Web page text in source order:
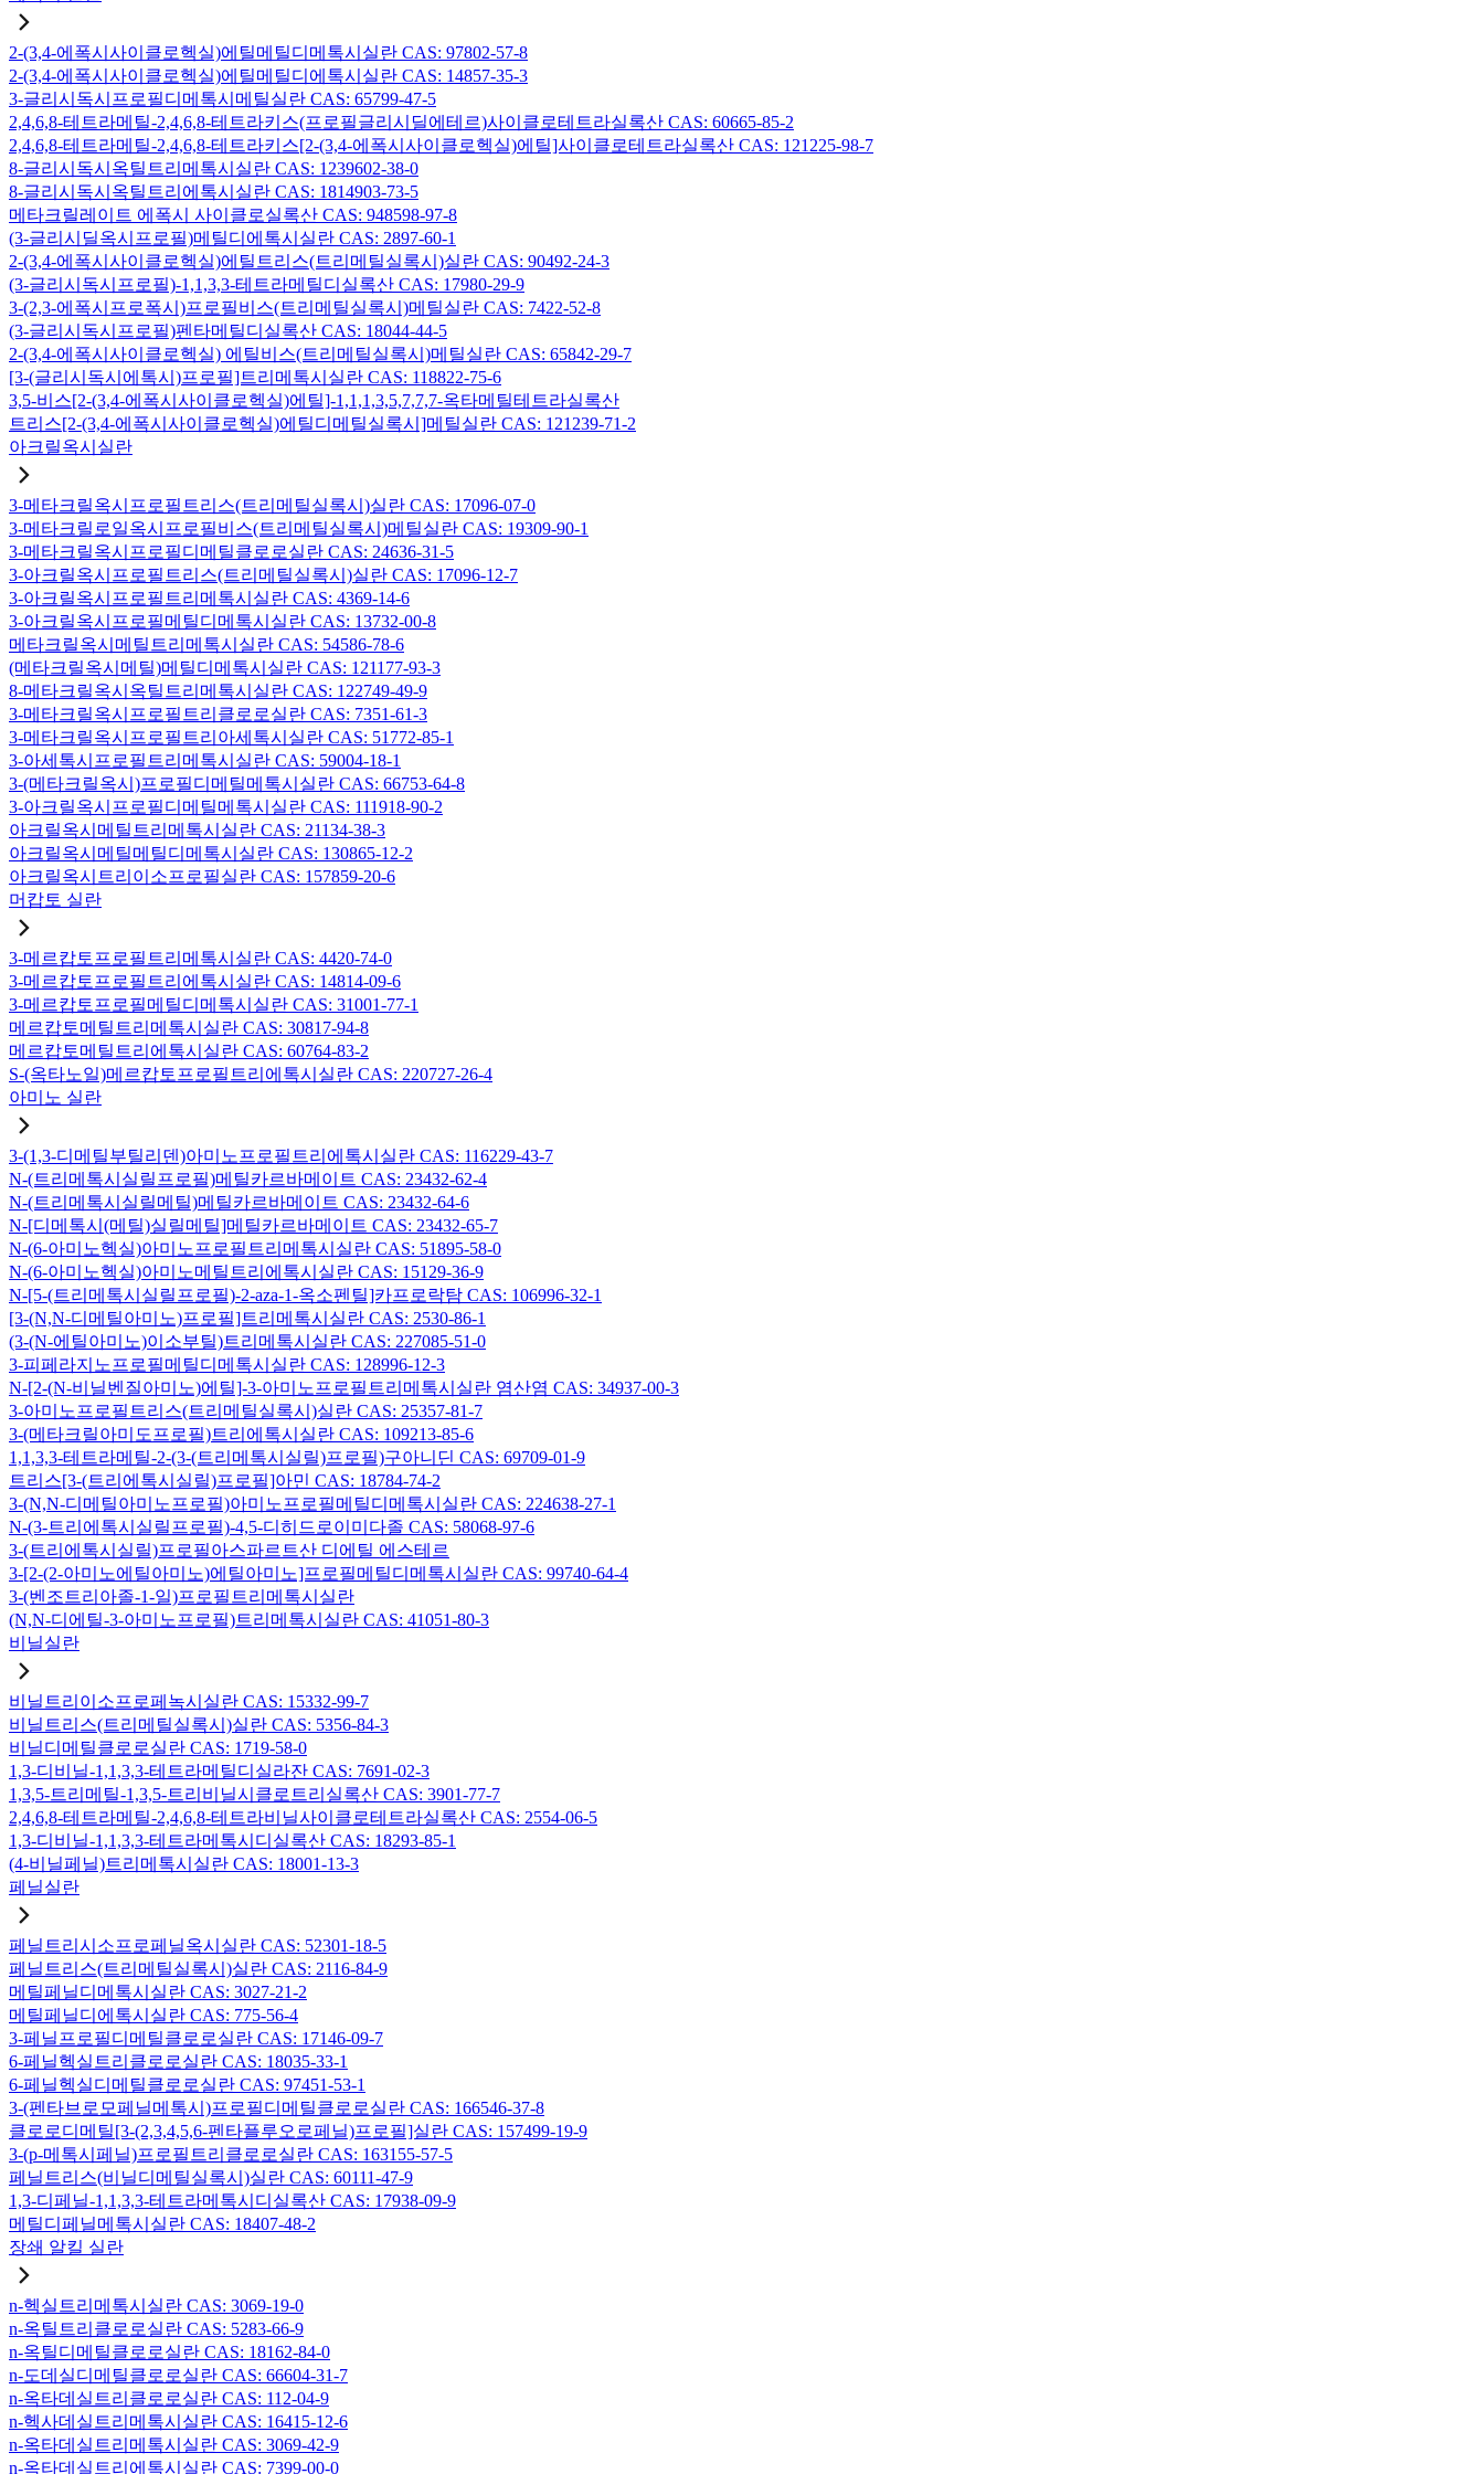
2-(3,4-에폭시사이클로헥실)에틸메틸디메톡시실란 CAS: 97802-57-8
2-(3,4-에폭시사이클로헥실)에틸메틸디에톡시실란 CAS: 14857-35-3
3-글리시독시프로필디메톡시메틸실란 CAS: 65799-47-5
2,4,6,8-테트라메틸-2,4,6,8-테트라키스(프로필글리시딜에테르)사이클로테트라실록산 CAS: 60665-85-2
2,4,6,8-테트라메틸-2,4,6,8-테트라키스[2-(3,4-에폭시사이클로헥실)에틸]사이클로테트라실록산 CAS: 121225-98-7
8-글리시독시옥틸트리메톡시실란 CAS: 1239602-38-0
8-글리시독시옥틸트리에톡시실란 CAS: 1814903-73-5
메타크릴레이트 에폭시 사이클로실록산 CAS: 948598-97-8
(3-글리시딜옥시프로필)메틸디에톡시실란 CAS: 2897-60-1
2-(3,4-에폭시사이클로헥실)에틸트리스(트리메틸실록시)실란 CAS: 90492-24-3
(3-글리시독시프로필)-1,1,3,3-테트라메틸디실록산 CAS: 17980-29-9
3-(2,3-에폭시프로폭시)프로필비스(트리메틸실록시)메틸실란 CAS: 7422-52-8
(3-글리시독시프로필)펜타메틸디실록산 CAS: 18044-44-5
2-(3,4-에폭시사이클로헥실) 에틸비스(트리메틸실록시)메틸실란 CAS: 65842-29-7
[3-(글리시독시에톡시)프로필]트리메톡시실란 CAS: 118822-75-6
3,5-비스[2-(3,4-에폭시사이클로헥실)에틸]-1,1,1,3,5,7,7,7-옥타메틸테트라실록산
트리스[2-(3,4-에폭시사이클로헥실)에틸디메틸실록시]메틸실란 CAS: 121239-71-2
아크릴옥시실란
3-메타크릴옥시프로필트리스(트리메틸실록시)실란 CAS: 17096-07-0
3-메타크릴로일옥시프로필비스(트리메틸실록시)메틸실란 CAS: 19309-90-1
3-메타크릴옥시프로필디메틸클로로실란 CAS: 24636-31-5
3-아크릴옥시프로필트리스(트리메틸실록시)실란 CAS: 17096-12-7
3-아크릴옥시프로필트리메톡시실란 CAS: 4369-14-6
3-아크릴옥시프로필메틸디메톡시실란 CAS: 13732-00-8
메타크릴옥시메틸트리메톡시실란 CAS: 54586-78-6
(메타크릴옥시메틸)메틸디메톡시실란 CAS: 121177-93-3
8-메타크릴옥시옥틸트리메톡시실란 CAS: 122749-49-9
3-메타크릴옥시프로필트리클로로실란 CAS: 7351-61-3
3-메타크릴옥시프로필트리아세톡시실란 CAS: 51772-85-1
3-아세톡시프로필트리메톡시실란 CAS: 59004-18-1
3-(메타크릴옥시)프로필디메틸메톡시실란 CAS: 66753-64-8
3-아크릴옥시프로필디메틸메톡시실란 CAS: 111918-90-2
아크릴옥시메틸트리메톡시실란 CAS: 21134-38-3
아크릴옥시메틸메틸디메톡시실란 CAS: 130865-12-2
아크릴옥시트리이소프로필실란 CAS: 157859-20-6
머캅토 실란
3-메르캅토프로필트리메톡시실란 CAS: 4420-74-0
3-메르캅토프로필트리에톡시실란 CAS: 14814-09-6
3-메르캅토프로필메틸디메톡시실란 CAS: 31001-77-1
메르캅토메틸트리메톡시실란 CAS: 30817-94-8
메르캅토메틸트리에톡시실란 CAS: 60764-83-2
S-(옥타노일)메르캅토프로필트리에톡시실란 CAS: 220727-26-4
아미노 실란
3-(1,3-디메틸부틸리덴)아미노프로필트리에톡시실란 CAS: 116229-43-7
N-(트리메톡시실릴프로필)메틸카르바메이트 CAS: 23432-62-4
N-(트리메톡시실릴메틸)메틸카르바메이트 CAS: 23432-64-6
N-[디메톡시(메틸)실릴메틸]메틸카르바메이트 CAS: 23432-65-7
N-(6-아미노헥실)아미노프로필트리메톡시실란 CAS: 51895-58-0
N-(6-아미노헥실)아미노메틸트리에톡시실란 CAS: 15129-36-9
N-[5-(트리메톡시실릴프로필)-2-aza-1-옥소펜틸]카프로락탐 CAS: 106996-32-1
[3-(N,N-디메틸아미노)프로필]트리메톡시실란 CAS: 2530-86-1
(3-(N-에틸아미노)이소부틸)트리메톡시실란 CAS: 227085-51-0
3-피페라지노프로필메틸디메톡시실란 CAS: 128996-12-3
N-[2-(N-비닐벤질아미노)에틸]-3-아미노프로필트리메톡시실란 염산염 CAS: 34937-00-3
3-아미노프로필트리스(트리메틸실록시)실란 CAS: 25357-81-7
3-(메타크릴아미도프로필)트리에톡시실란 CAS: 109213-85-6
1,1,3,3-테트라메틸-2-(3-(트리메톡시실릴)프로필)구아니딘 CAS: 69709-01-9
트리스[3-(트리에톡시실릴)프로필]아민 CAS: 18784-74-2
3-(N,N-디메틸아미노프로필)아미노프로필메틸디메톡시실란 CAS: 224638-27-1
N-(3-트리에톡시실릴프로필)-4,5-디히드로이미다졸 CAS: 58068-97-6
3-(트리에톡시실릴)프로필아스파르트산 디에틸 에스테르
3-[2-(2-아미노에틸아미노)에틸아미노]프로필메틸디메톡시실란 CAS: 99740-64-4
3-(벤조트리아졸-1-일)프로필트리메톡시실란
(N,N-디에틸-3-아미노프로필)트리메톡시실란 CAS: 41051-80-3
비닐실란
비닐트리이소프로페녹시실란 CAS: 15332-99-7
비닐트리스(트리메틸실록시)실란 CAS: 5356-84-3
비닐디메틸클로로실란 CAS: 1719-58-0
1,3-디비닐-1,1,3,3-테트라메틸디실라잔 CAS: 7691-02-3
1,3,5-트리메틸-1,3,5-트리비닐시클로트리실록산 CAS: 3901-77-7
2,4,6,8-테트라메틸-2,4,6,8-테트라비닐사이클로테트라실록산 CAS: 2554-06-5
1,3-디비닐-1,1,3,3-테트라메톡시디실록산 CAS: 18293-85-1
(4-비닐페닐)트리메톡시실란 CAS: 18001-13-3
페닐실란
페닐트리시소프로페닐옥시실란 CAS: 52301-18-5
페닐트리스(트리메틸실록시)실란 CAS: 2116-84-9
메틸페닐디메톡시실란 CAS: 3027-21-2
메틸페닐디에톡시실란 CAS: 775-56-4
3-페닐프로필디메틸클로로실란 CAS: 17146-09-7
6-페닐헥실트리클로로실란 CAS: 18035-33-1
6-페닐헥실디메틸클로로실란 CAS: 97451-53-1
3-(펜타브로모페닐메톡시)프로필디메틸클로로실란 CAS: 166546-37-8
클로로디메틸[3-(2,3,4,5,6-펜타플루오로페닐)프로필]실란 CAS: 157499-19-9
3-(p-메톡시페닐)프로필트리클로로실란 CAS: 163155-57-5
페닐트리스(비닐디메틸실록시)실란 CAS: 60111-47-9
1,3-디페닐-1,1,3,3-테트라메톡시디실록산 CAS: 17938-09-9
메틸디페닐메톡시실란 CAS: 18407-48-2
장쇄 알킬 실란
n-헥실트리메톡시실란 CAS: 3069-19-0
n-옥틸트리클로로실란 CAS: 5283-66-9
n-옥틸디메틸클로로실란 CAS: 18162-84-0
n-도데실디메틸클로로실란 CAS: 66604-31-7
n-옥타데실트리클로로실란 CAS: 112-04-9
n-헥사데실트리메톡시실란 CAS: 16415-12-6
n-옥타데실트리메톡시실란 CAS: 3069-42-9
n-옥타데실트리에톡시실란 CAS: 7399-00-0